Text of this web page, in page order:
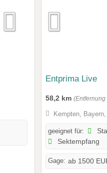
Entprima Live
58,2 km (Entfernung
Kempten,
geeignet für:
Sektempfang
Gage: ab 1500